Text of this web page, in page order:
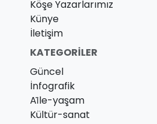
Köşe Yazarlarımız
Künye
İletişim
KATEGORILER
Güncel
İnfografik
Ai̇le-yaşam
Kültür-sanat